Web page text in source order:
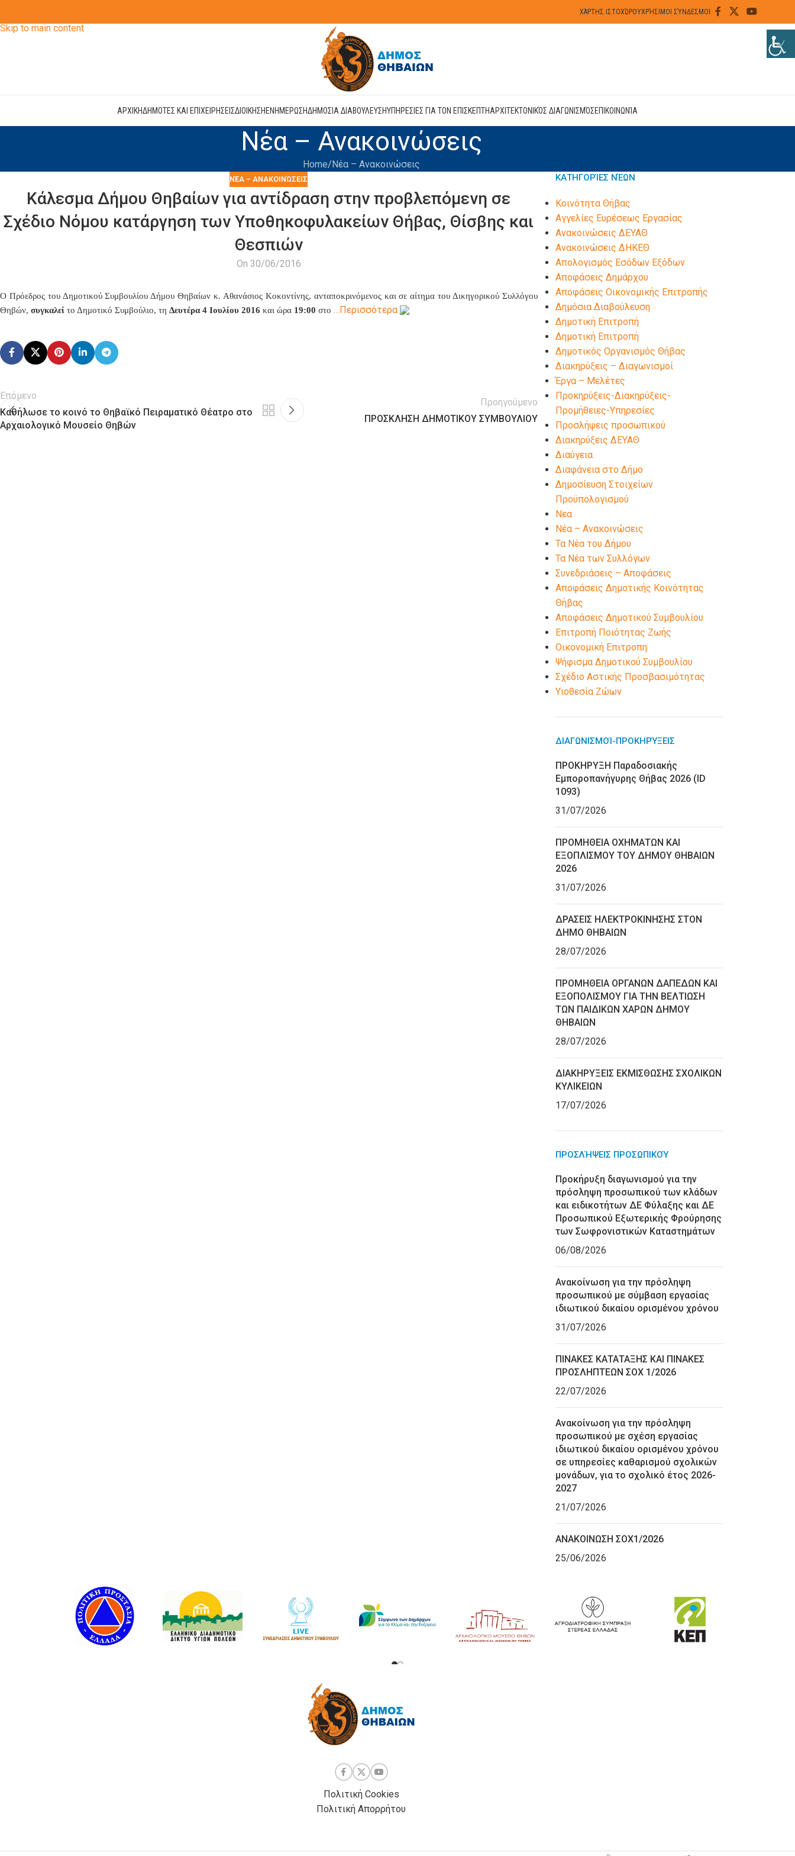
Skip to main content
ΧΆΡΤΗΣ ΙΣΤΟΧΏΡΟΥΧΡΉΣΙΜΟΙ ΣΎΝΔΕΣΜΟΙ
ΑΡΧΙΚΗΔΗΜΟΤΕΣ ΚΑΙ ΕΠΙΧΕΙΡΗΣΕΙΣΔΙΟΙΚΗΣΗΕΝΗΜΕΡΩΣΗΔΗΜΟΣΙΑ ΔΙΑΒΟΥΛΕΥΣΗΥΠΗΡΕΣΙΕΣ ΓΙΑ ΤΟΝ ΕΠΙΣΚΕΠΤΗΑΡΧΙΤΕΚΤΟΝΙΚΌΣ ΔΙΑΓΩΝΙΣΜΌΣΕΠΙΚΟΙΝΩΝΊΑ
Νέα – Ανακοινώσεις
Home Νέα – Ανακοινώσεις
ΝΈΑ – ΑΝΑΚΟΙΝΏΣΕΙΣ
Κάλεσμα Δήμου Θηβαίων για αντίδραση στην προβλεπόμενη σε
Σχέδιο Νόμου κατάργηση των Υποθηκοφυλακείων Θήβας, Θίσβης και
Θεσπιών
On 30/06/2016
Ο Πρόεδρος του Δημοτικού Συμβουλίου Δήμου Θηβαίων κ. Αθανάσιος Κοκοντίνης, ανταποκρινόμενος και σε αίτημα του Δικηγορικού Συλλόγου
Θηβών, συγκαλεί το Δημοτικό Συμβούλιο, τη Δευτέρα 4 Ιουλίου 2016 και ώρα 19:00 στο …Περισσότερα
Επόμενο
Καθήλωσε το κοινό το Θηβαϊκό Πειραματικό Θέατρο στο
Αρχαιολογικό Μουσείο Θηβών
Προηγούμενο
ΠΡΟΣΚΛΗΣΗ ΔΗΜΟΤΙΚΟΥ ΣΥΜΒΟΥΛΙΟΥ
ΚΑΤΗΓΟΡΊΕΣ ΝΈΩΝ
Kοινότητα Θήβας
Αγγελίες Ευρέσεως Εργασίας
Ανακοινώσεις ΔΕΥΑΘ
Ανακοινώσεις ΔΗΚΕΘ
Απολογισμός Εσόδων Εξόδων
Αποφάσεις Δημάρχου
Αποφάσεις Οικονομικής Επιτροπής
Δημόσια Διαβούλευση
Δημοτική Επιτροπή
Δημοτική Επιτροπή
Δημοτικός Οργανισμός Θήβας
Διακηρύξεις – Διαγωνισμοί
Έργα – Μελέτες
Προκηρύξεις-Διακηρύξεις-
Προμήθειες-Υπηρεσίες
Προσλήψεις προσωπικού
Διακηρύξεις ΔΕΥΑΘ
Διαύγεια
Διαφάνεια στο Δήμο
Δημοσίευση Στοιχείων
Προϋπολογισμού
Νεα
Νέα – Ανακοινώσεις
Τα Νέα του Δήμου
Τα Νέα των Συλλόγων
Συνεδριάσεις – Αποφάσεις
Αποφάσεις Δημοτικής Κοινότητας
Θήβας
Αποφάσεις Δημοτικού Συμβουλίου
Επιτροπή Ποιότητας Ζωής
Οικονομική Επιτροπη
Ψήφισμα Δημοτικού Συμβουλίου
Σχέδιο Αστικής Προσβασιμότητας
Υιοθεσία Ζώων
ΔΙΑΓΩΝΙΣΜΟΊ-ΠΡΟΚΗΡΎΞΕΙΣ
ΠΡΟΚΗΡΥΞΗ Παραδοσιακής
Εμποροπανήγυρης Θήβας 2026 (ID
1093)
31/07/2026
ΠΡΟΜΗΘΕΙΑ ΟΧΗΜΑΤΩΝ ΚΑΙ
ΕΞΟΠΛΙΣΜΟΥ ΤΟΥ ΔΗΜΟΥ ΘΗΒΑΙΩΝ
2026
31/07/2026
ΔΡΑΣΕΙΣ ΗΛΕΚΤΡΟΚΙΝΗΣΗΣ ΣΤΟΝ
ΔΗΜΟ ΘΗΒΑΙΩΝ
28/07/2026
ΠΡΟΜΗΘΕΙΑ ΟΡΓΑΝΩΝ ΔΑΠΕΔΩΝ ΚΑΙ
ΕΞΟΠΟΛΙΣΜΟΥ ΓΙΑ ΤΗΝ ΒΕΛΤΙΩΣΗ
ΤΩΝ ΠΑΙΔΙΚΩΝ ΧΑΡΩΝ ΔΗΜΟΥ
ΘΗΒΑΙΩΝ
28/07/2026
ΔΙΑΚΗΡΥΞΕΙΣ ΕΚΜΙΣΘΩΣΗΣ ΣΧΟΛΙΚΩΝ
ΚΥΛΙΚΕΙΩΝ
17/07/2026
ΠΡΟΣΛΉΨΕΙΣ ΠΡΟΣΩΠΙΚΟΎ
Προκήρυξη διαγωνισμού για την
πρόσληψη προσωπικού των κλάδων
και ειδικοτήτων ΔΕ Φύλαξης και ΔΕ
Προσωπικού Εξωτερικής Φρούρησης
των Σωφρονιστικών Καταστημάτων
06/08/2026
Ανακοίνωση για την πρόσληψη
προσωπικού με σύμβαση εργασίας
ιδιωτικού δικαίου ορισμένου χρόνου
31/07/2026
ΠΙΝΑΚΕΣ ΚΑΤΑΤΑΞΗΣ ΚΑΙ ΠΙΝΑΚΕΣ
ΠΡΟΣΛΗΠΤΕΩΝ ΣΟΧ 1/2026
22/07/2026
Ανακοίνωση για την πρόσληψη
προσωπικού με σχέση εργασίας
ιδιωτικού δικαίου ορισμένου χρόνου
σε υπηρεσίες καθαρισμού σχολικών
μονάδων, για το σχολικό έτος 2026-
2027
21/07/2026
ΑΝΑΚΟΙΝΩΣΗ ΣΟΧ1/2026
25/06/2026
Πολιτική Cookies
Πολιτική Απορρήτου